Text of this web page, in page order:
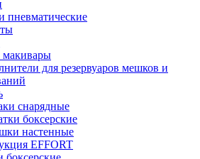
пневматические
для резервуаров мешков и
снарядные
боксерские
настенные
EFFORT